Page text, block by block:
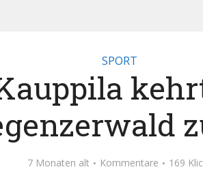
SPORT
7 Monaten alt Kommentare 169